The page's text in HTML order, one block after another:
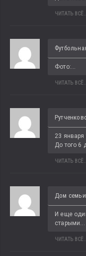
ЧИТАТЬ
Фото:...
ЧИТАТЬ
23 января
До того 6
ЧИТАТЬ
Дом семьи
И еще
старыми...
ЧИТАТЬ